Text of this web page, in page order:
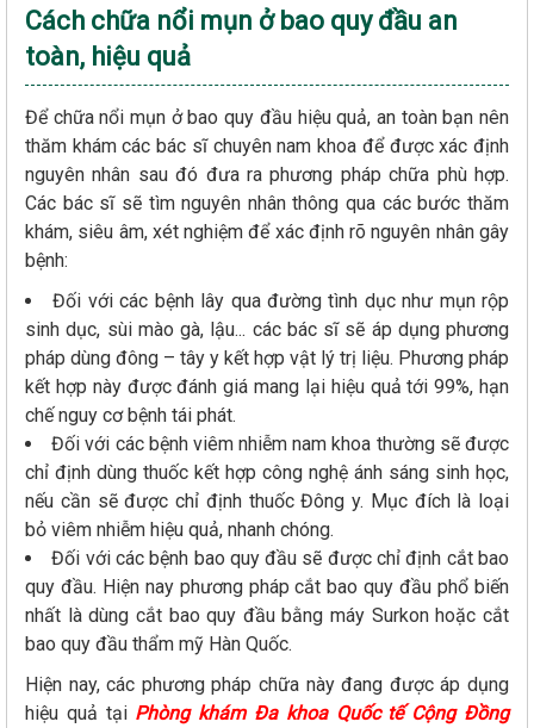
Cách chữa nổi mụn ở bao quy đầu an
toàn, hiệu quả
Để chữa nổi mụn ở bao quy đầu hiệu quả, an toàn bạn nên
thăm khám các bác sĩ chuyên nam khoa để được xác định
nguyên nhân sau đó đưa ra phương pháp chữa phù hợp.
Các bác sĩ sẽ tìm nguyên nhân thông qua các bước thăm
khám, siêu âm, xét nghiệm để xác định rõ nguyên nhân gây
bệnh:
Đối với các bệnh lây qua đường tình dục như mụn rộp
sinh dục, sùi mào gà, lậu... các bác sĩ sẽ áp dụng phương
pháp dùng đông – tây y kết hợp vật lý trị liệu. Phương pháp
kết hợp này được đánh giá mang lại hiệu quả tới 99%, hạn
chế nguy cơ bệnh tái phát.
Đối với các bệnh viêm nhiễm nam khoa thường sẽ được
chỉ định dùng thuốc kết hợp công nghệ ánh sáng sinh học,
nếu cần sẽ được chỉ định thuốc Đông y. Mục đích là loại
bỏ viêm nhiễm hiệu quả, nhanh chóng.
Đối với các bệnh bao quy đầu sẽ được chỉ định cắt bao
quy đầu. Hiện nay phương pháp cắt bao quy đầu phổ biến
nhất là dùng cắt bao quy đầu bằng máy Surkon hoặc cắt
bao quy đầu thẩm mỹ Hàn Quốc.
Hiện nay, các phương pháp chữa này đang được áp dụng
hiệu quả tạiPhòng khám Đa khoa Quốc tế Cộng Đồng